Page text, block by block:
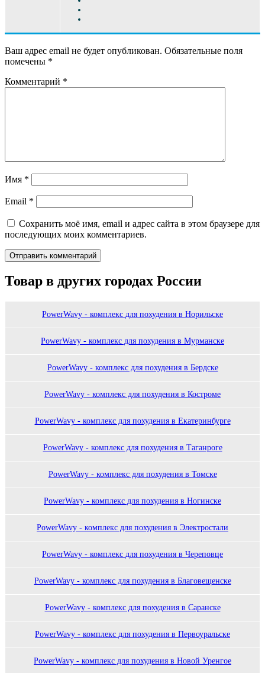
Ваш адрес email не будет опубликован. Обязательные поля
помечены *
Комментарий *
Имя *
Email *
Сохранить моё имя, email и адрес сайта в этом браузере для
последующих моих комментариев.
Товар в других городах России
PowerWavy - комплекс для похудения в Норильске
PowerWavy - комплекс для похудения в Мурманске
PowerWavy - комплекс для похудения в Бердске
PowerWavy - комплекс для похудения в Костроме
PowerWavy - комплекс для похудения в Екатеринбурге
PowerWavy - комплекс для похудения в Таганроге
PowerWavy - комплекс для похудения в Томске
PowerWavy - комплекс для похудения в Ногинске
PowerWavy - комплекс для похудения в Электростали
PowerWavy - комплекс для похудения в Череповце
PowerWavy - комплекс для похудения в Благовещенске
PowerWavy - комплекс для похудения в Саранске
PowerWavy - комплекс для похудения в Первоуральске
PowerWavy - комплекс для похудения в Новой Уренгое